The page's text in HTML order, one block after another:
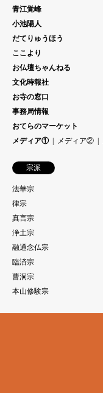
青江覚峰
小池陽人
だてりゅうほう
ここより
お仏壇ちゃんねる
文化時報社
お寺の窓口
事務局情報
おてらのマーケット
メディア①
メディア②
宗派
法華宗
律宗
真言宗
浄土宗
融通念仏宗
臨済宗
曹洞宗
本山修験宗